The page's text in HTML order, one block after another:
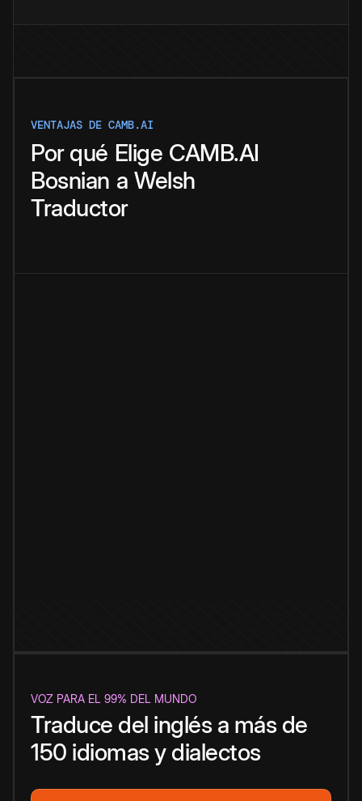
VENTAJAS DE CAMB.AI
Por qué Elige CAMB.AI
Bosnian a Welsh
Traductor
VOZ PARA EL 99% DEL MUNDO
Traduce del inglés a más de
150 idiomas y dialectos